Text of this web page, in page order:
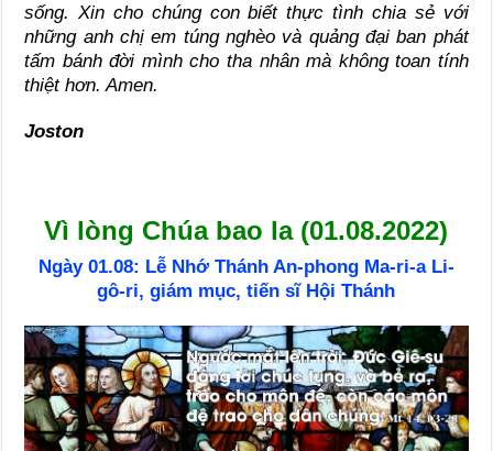
sống. Xin cho chúng con biết thực tình chia sẻ với
những anh chị em túng nghèo và quảng đại ban phát
tấm bánh đời mình cho tha nhân mà không toan tính
thiệt hơn. Amen.
Joston
Vì lòng Chúa bao la (01.08.2022)
Ngày 01.08: Lễ Nhớ Thánh An-phong Ma-ri-a Li-
gô-ri, giám mục, tiến sĩ Hội Thánh